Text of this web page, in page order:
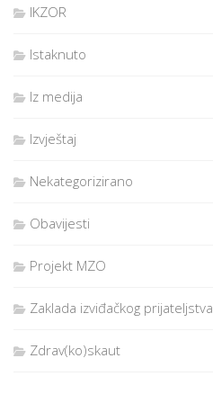
IKZOR
Istaknuto
Iz medija
Izvještaj
Nekategorizirano
Obavijesti
Projekt MZO
Zaklada izviđačkog prijateljstva
Zdrav(ko)skaut